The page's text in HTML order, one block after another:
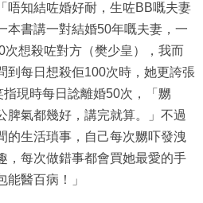
唔知結咗婚好耐，生咗BB嘅夫妻
本書講一對結婚50年嘅夫妻，一
次想殺咗對方（樊少皇），我而
到每日想殺佢100次時，她更誇張
現時每日諗離婚50次，「嬲
脾氣都幾好，講完就算。」不過
的生活瑣事，自己每次嬲吓發洩
，每次做錯事都會買她最愛的手
醫百病！」